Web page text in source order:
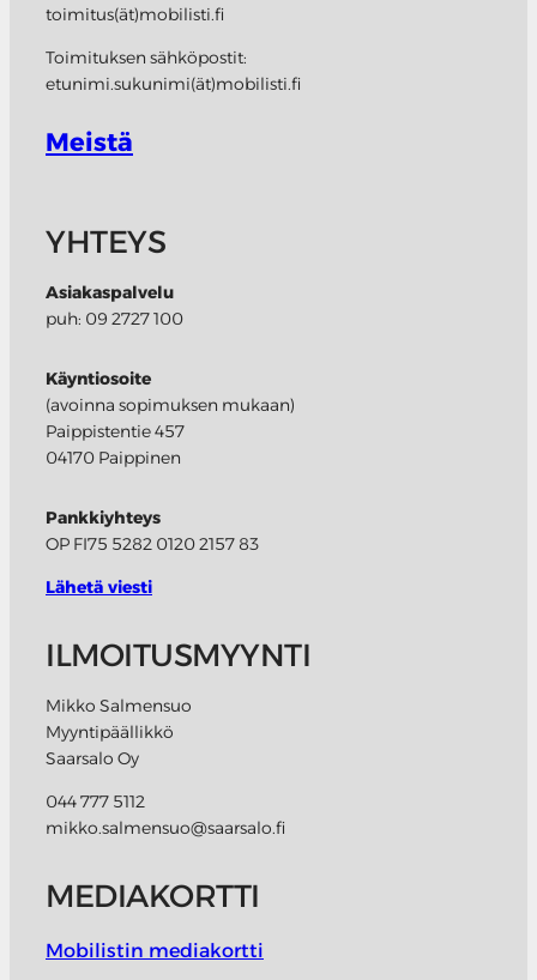
toimitus(ät)mobilisti.fi
Toimituksen sähköpostit:
etunimi.sukunimi(ät)mobilisti.fi
Meistä
YHTEYS
Asiakaspalvelu
puh: 09 2727 100
Käyntiosoite
(avoinna sopimuksen mukaan)
Paippistentie 457
04170 Paippinen
Pankkiyhteys
OP FI75 5282 0120 2157 83
Lähetä viesti
ILMOITUSMYYNTI
Mikko Salmensuo
Myyntipäällikkö
Saarsalo Oy
044 777 5112
mikko.salmensuo@saarsalo.fi
MEDIAKORTTI
Mobilistin mediakortti